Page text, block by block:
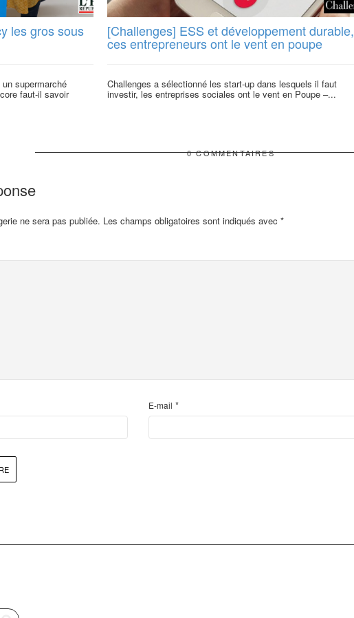
les gros sous
supermarché
faut-il savoir
[Challenges] ESS et développement durable,
ces entrepreneurs ont le vent en poupe
Challenges a sélectionné les start-up dans lesquels il faut
investir, les entreprises sociales ont le vent en Poupe –...
0 COMMENTAIRES
ne sera pas publiée. Les champs obligatoires sont indiqués avec *
E-mail *